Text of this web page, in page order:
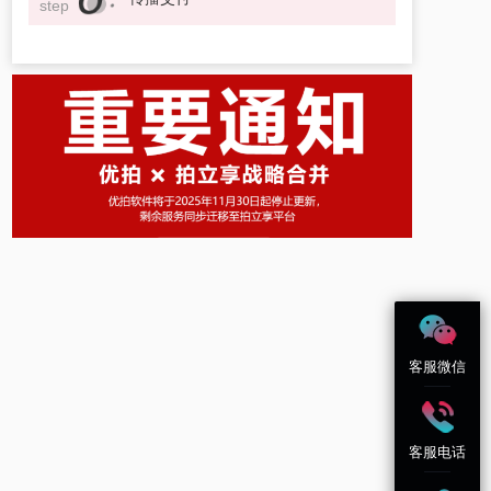
step
客服微信
客服电话